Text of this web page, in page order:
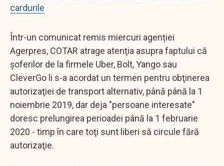
cardurile
Într-un comunicat remis miercuri agenției
Agerpres, COTAR atrage atenţia asupra faptului că
şoferilor de la firmele Uber, Bolt, Yango sau
CleverGo li s-a acordat un termen pentru obţinerea
autorizaţiei de transport alternativ, până până la 1
noiembrie 2019, dar deja "persoane interesate"
doresc prelungirea perioadei până la 1 februarie
2020 - timp în care toţi sunt liberi să circule fără
autorizaţie.